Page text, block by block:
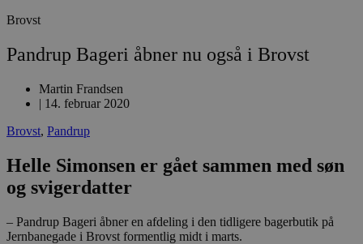
Brovst
Pandrup Bageri åbner nu også i Brovst
Martin Frandsen
| 14. februar 2020
Brovst, Pandrup
Helle Simonsen er gået sammen med søn
og svigerdatter
– Pandrup Bageri åbner en afdeling i den tidligere bagerbutik på
Jernbanegade i Brovst formentlig midt i marts.